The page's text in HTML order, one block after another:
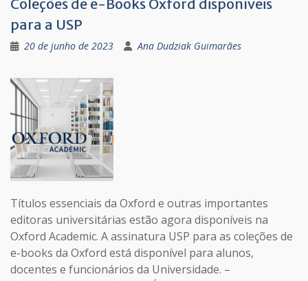
Coleções de e-Books Oxford disponíveis
para a USP
20 de junho de 2023 Ana Dudziak Guimarães
Títulos essenciais da Oxford e outras importantes
editoras universitárias estão agora disponíveis na
Oxford Academic. A assinatura USP para as coleções de
e-books da Oxford está disponível para alunos,
docentes e funcionários da Universidade. –